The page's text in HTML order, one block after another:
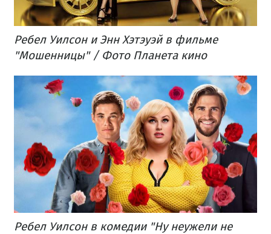
Ребел Уилсон и Энн Хэтэуэй в фильме
"Мошенницы" / Фото Планета кино
Ребел Уилсон в комедии "Ну неужели не